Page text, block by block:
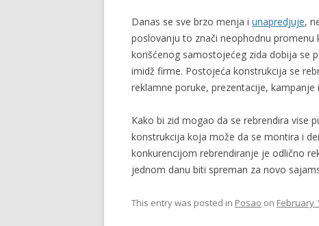
Danas se sve brzo menja i unapredjuje,
poslovanju to znači neophodnu promenu
korišćenog samostojećeg zida dobija se
imidž firme. Postojeća konstrukcija se
reklamne poruke, prezentacije, kampanje
Kako bi zid mogao da se rebrendira vise
konstrukcija koja može da se montira i
konkurencijom rebrendiranje je odlično
jednom danu biti spreman za novo
This entry was posted in Posao on February